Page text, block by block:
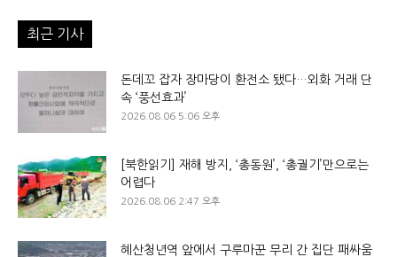
최근 기사
돈데꼬 잡자 장마당이 환전소 됐다…외화 거래 단
속 ‘풍선효과’
2026.08.06 5:06 오후
[북한읽기] 재해 방지, ‘총동원’, ‘총궐기’만으로는
어렵다
2026.08.06 2:47 오후
혜산청년역 앞에서 구루마꾼 무리 간 집단 패싸움